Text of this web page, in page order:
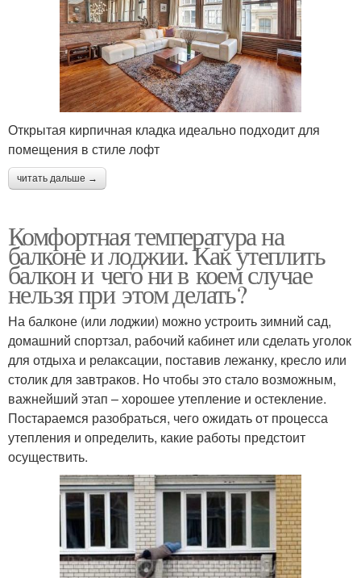
Открытая кирпичная кладка идеально подходит для
помещения в стиле лофт
читать дальше →
Комфортная температура на
балконе и лоджии. Как утеплить
балкон и чего ни в коем случае
нельзя при этом делать?
На балконе (или лоджии) можно устроить зимний сад,
домашний спортзал, рабочий кабинет или сделать уголок
для отдыха и релаксации, поставив лежанку, кресло или
столик для завтраков. Но чтобы это стало возможным,
важнейший этап – хорошее утепление и остекление.
Постараемся разобраться, чего ожидать от процесса
утепления и определить, какие работы предстоит
осуществить.